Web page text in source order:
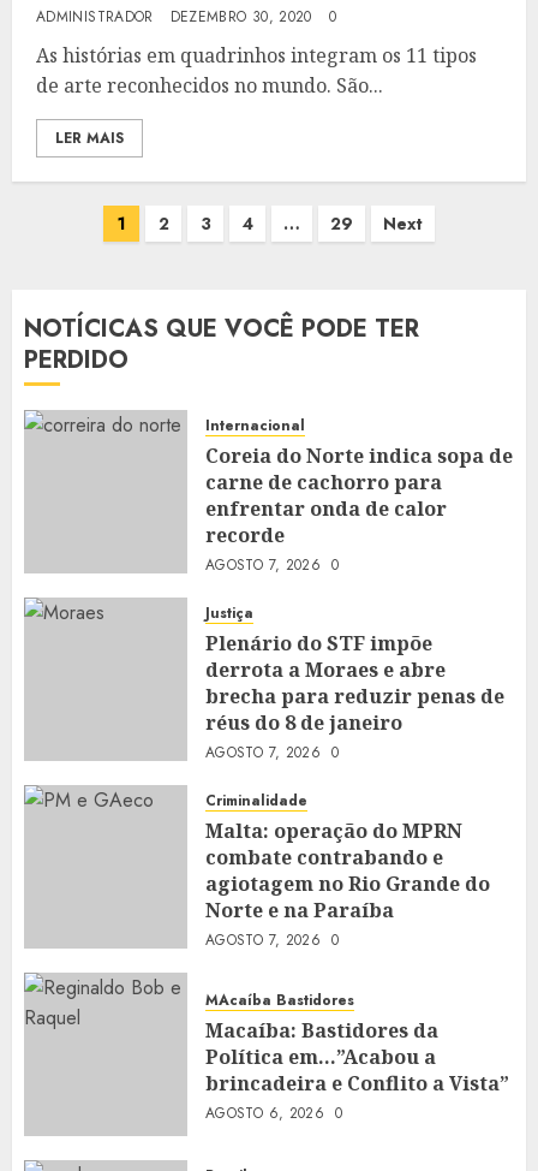
ADMINISTRADOR DEZEMBRO 30, 2020 0
As histórias em quadrinhos integram os 11 tipos
de arte reconhecidos no mundo. São...
LER MAIS
Paginação
1 2 3 4 … 29 Next
NOTÍCICAS QUE VOCÊ PODE TER
PERDIDO
Internacional
Coreia do Norte indica sopa de
carne de cachorro para
enfrentar onda de calor
recorde
AGOSTO 7, 2026 0
Justiça
Plenário do STF impõe
derrota a Moraes e abre
brecha para reduzir penas de
réus do 8 de janeiro
AGOSTO 7, 2026 0
Criminalidade
Malta: operação do MPRN
combate contrabando e
agiotagem no Rio Grande do
Norte e na Paraíba
AGOSTO 7, 2026 0
MAcaíba Bastidores
Macaíba: Bastidores da
Política em…”Acabou a
brincadeira e Conflito a Vista”
AGOSTO 6, 2026 0